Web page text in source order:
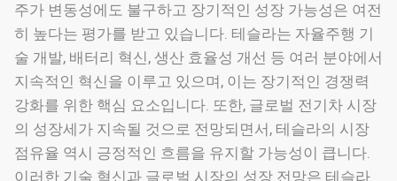
주가 변동성에도 불구하고 장기적인 성장 가능성은 여전
히 높다는 평가를 받고 있습니다. 테슬라는 자율주행 기
술 개발, 배터리 혁신, 생산 효율성 개선 등 여러 분야에서
지속적인 혁신을 이루고 있으며, 이는 장기적인 경쟁력
강화를 위한 핵심 요소입니다. 또한, 글로벌 전기차 시장
의 성장세가 지속될 것으로 전망되면서, 테슬라의 시장
점유율 역시 긍정적인 흐름을 유지할 가능성이 큽니다.
이러한 기술 혁신과 글로벌 시장의 성장 전망은 테슬라